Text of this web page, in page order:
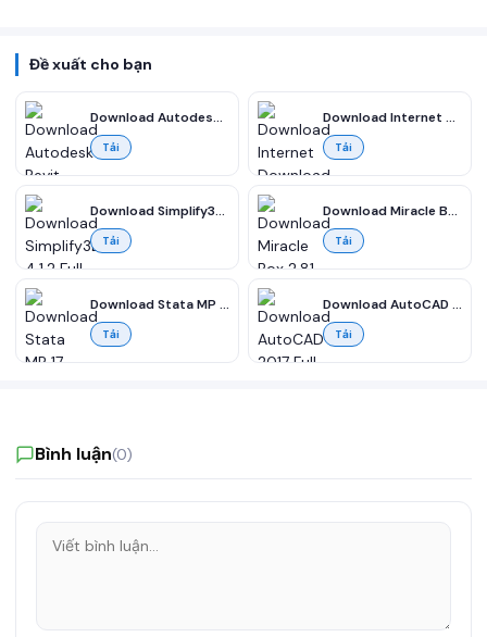
Đề xuất cho bạn
Download Autodesk Revit 2021 Full miễn phí
Tải
Download Internet Download Manager (IDM) 6.36 Build 7 Full Miễn Phí
Tải
Download Simplify3D 4.1.2 Full – Hỗ trợ in 3D miễn phí
Tải
Download Miracle Box 2.81 Full miễn phí
Tải
Download Stata MP 17 cho Windows 64-bit Full miễn phí
Tải
Download AutoCAD 2017 Full miễn phí cho Windows
Tải
Bình luận(0)